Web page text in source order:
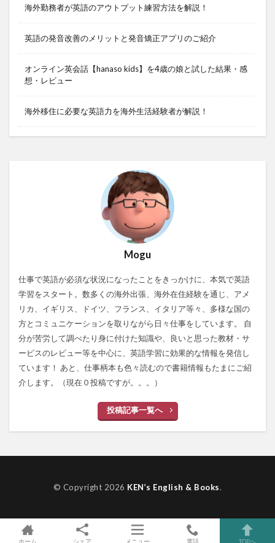
海外勤務者が英語のアウトプット練習方法を解説！
英語の発音改善のメリットと発音矯正アプリのご紹介
オンライン英会話【hanaso kids】を4歳の娘と試した結果・感
想・レビュー
海外移住に必要な英語力を海外生活経験者が解説！
Mogu
仕事で英語が必須な状況になったことをきっかけに、本気で英語
学習をスタート。数多くの海外出張、海外在住経験を通じ、アメ
リカ、イギリス、ドイツ、フランス、イタリア等々、多様な国の
方とコミュニケーションを取りながら日々仕事をしています。 自
分が苦労して調べたり身に付けた知識や、良いと思った教材・サ
ービスのレビュー等を中心に、英語学習に効果的な情報を発信し
ています！ あと、仕事柄本も色々読むので書籍情報もたまにご紹
介します。（現在０投稿ですが。。。）
投稿記事一覧へ
© Copyright 2026 KEN’s English & Books.
ホーム シェア メニュー 電話 TOPへ